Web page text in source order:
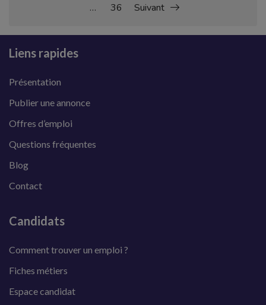
…
36 Suivant
Liens rapides
Présentation
Publier une annonce
Offres d’emploi
Questions fréquentes
Blog
Contact
Candidats
Comment trouver un emploi ?
Fiches métiers
Espace candidat